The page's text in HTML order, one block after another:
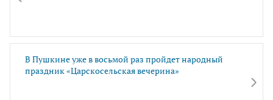
В Пушкине уже в восьмой раз пройдет народный
праздник «Царскосельская вечерина»